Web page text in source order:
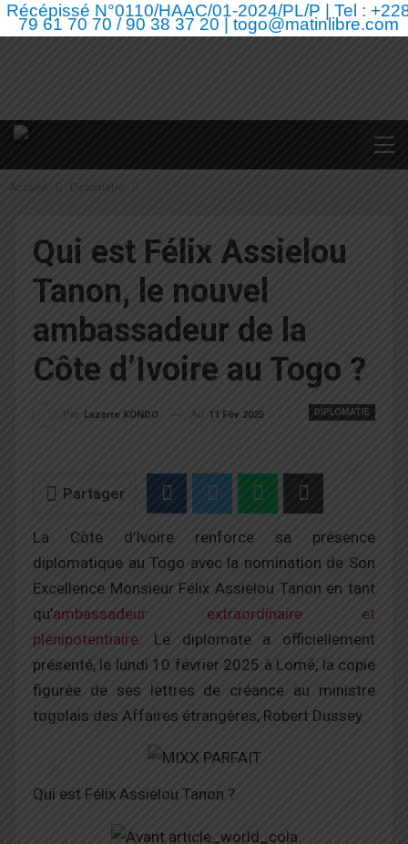
Récépissé N°0110/HAAC/01-2024/PL/P | Tel :
79 61 70 70 / 90 38 37 20 | togo@matinlibre.com
Accueil Diplomatie
Qui est Félix Assielou
Tanon, le nouvel
ambassadeur de la
Côte d’Ivoire au Togo ?
DIPLOMATIE
Par Lazarre KONDO Au 11 Fév 2025
Partager
La Côte d’Ivoire renforce sa présence
diplomatique au Togo avec la nomination de Son
Excellence Monsieur Félix Assielou Tanon en tant
qu’ambassadeur extraordinaire et
plénipotentiaire . Le diplomate a officiellement
présenté, le lundi 10 février 2025 à Lomé, la copie
figurée de ses lettres de créance au ministre
togolais des Affaires étrangères, Robert Dussey.
Qui est Félix Assielou Tanon ?